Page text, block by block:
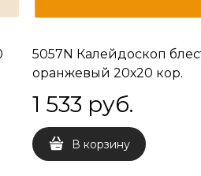
5057N Калейдоскоп
оранжевый 20х20 кор.
1.04кв.м./26 шт.
1 533 руб.
В корзину